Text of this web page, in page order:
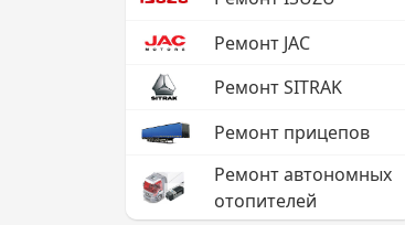
Ремонт JAC
Ремонт SITRAK
Ремонт прицепов
Ремонт автономных
отопителей